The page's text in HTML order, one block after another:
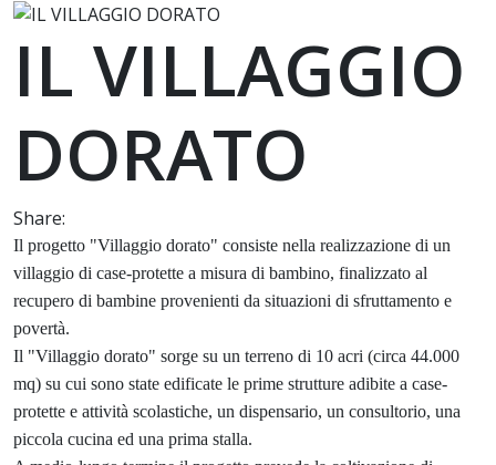
IL VILLAGGIO
DORATO
Share:
Il progetto "Villaggio dorato" consiste nella realizzazione di un
villaggio di case-protette a misura di bambino, finalizzato al
recupero di bambine provenienti da situazioni di sfruttamento e
povertà.
Il "Villaggio dorato" sorge su un terreno di 10 acri (circa 44.000
mq) su cui sono state edificate le prime strutture adibite a case-
protette e attività scolastiche, un dispensario, un consultorio, una
piccola cucina ed una prima stalla.